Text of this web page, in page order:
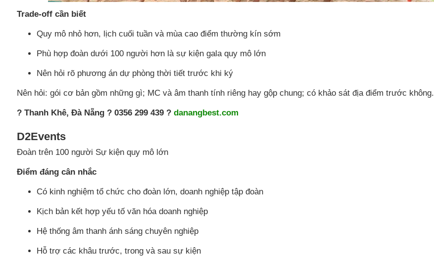
Trade-off cần biết
Quy mô nhỏ hơn, lịch cuối tuần và mùa cao điểm thường kín sớm
Phù hợp đoàn dưới 100 người hơn là sự kiện gala quy mô lớn
Nên hỏi rõ phương án dự phòng thời tiết trước khi ký
Nên hỏi: gói cơ bản gồm những gì; MC và âm thanh tính riêng hay gộp chung; có khảo sát địa điểm trước không.
? Thanh Khê, Đà Nẵng ? 0356 299 439 ? danangbest.com
D2Events
Đoàn trên 100 người Sự kiện quy mô lớn
Điểm đáng cân nhắc
Có kinh nghiệm tổ chức cho đoàn lớn, doanh nghiệp tập đoàn
Kịch bản kết hợp yếu tố văn hóa doanh nghiệp
Hệ thống âm thanh ánh sáng chuyên nghiệp
Hỗ trợ các khâu trước, trong và sau sự kiện